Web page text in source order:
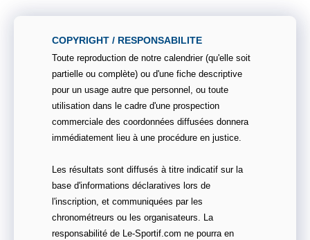
COPYRIGHT / RESPONSABILITE
Toute reproduction de notre calendrier (qu'elle soit
partielle ou complète) ou d'une fiche descriptive
pour un usage autre que personnel, ou toute
utilisation dans le cadre d'une prospection
commerciale des coordonnées diffusées donnera
immédiatement lieu à une procédure en justice.
Les résultats sont diffusés à titre indicatif sur la
base d'informations déclaratives lors de
l'inscription, et communiquées par les
chronométreurs ou les organisateurs. La
responsabilité de Le-Sportif.com ne pourra en